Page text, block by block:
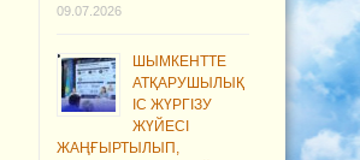
09.07.2026
ШЫМКЕНТТЕ
АТҚАРУШЫЛЫҚ
ІС ЖҮРГІЗУ
ЖҮЙЕСІ
ЖАҢҒЫРТЫЛЫП,